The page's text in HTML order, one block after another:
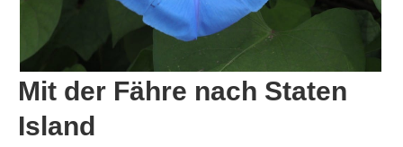
Mit der Fähre nach Staten
Island